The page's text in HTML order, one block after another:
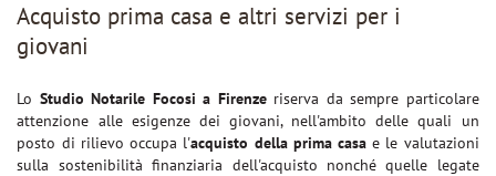
Acquisto prima casa e altri servizi per i
giovani
Lo Studio Notarile Focosi a Firenzeriserva da sempre particolare
attenzione alle esigenze dei giovani, nell'ambito delle quali un
posto di rilievo occupa l'acquisto della prima casae le valutazioni
sulla sostenibilità finanziaria dell'acquisto nonché quelle legate